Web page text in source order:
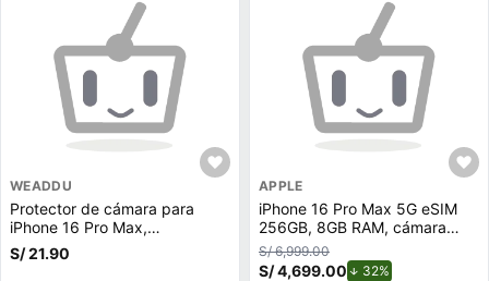
WEADDU
Protector de cámara para
iPhone 16 Pro Max,
transparente, con aplicador
S/ 21.90
APPLE
iPhone 16 Pro Max 5G eSIM
256GB, 8GB RAM, cámara
trasera 48MP y frontal 12MP,
6.9"", Natural-Titanium
S/ 6,999.00
S/ 4,699.00 32%